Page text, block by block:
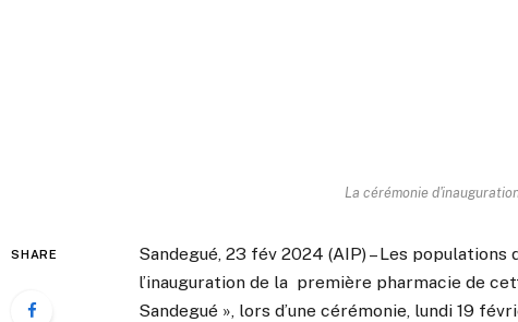
La cérémonie
SHARE
Sandegué, 23 fév 2024 (AIP) – Les
l’inauguration de la première pharmacie de
Sandegué », lors d’une cérémonie, lundi 19